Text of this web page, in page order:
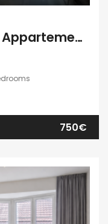
Huisgenootje gezocht! Appartement aan het Marnixplein, Antwerpen Zuid
750€